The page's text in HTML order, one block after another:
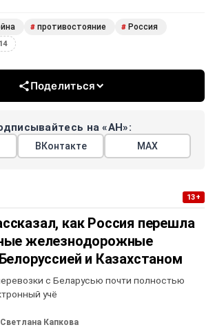
# противостояние # Россия
Поделиться
на «АН»:
ВКонтакте МАХ
13+
как Россия перешла
железнодорожные
и Казахстаном
с Беларусью почти полностью
учё
Светлана Капкова